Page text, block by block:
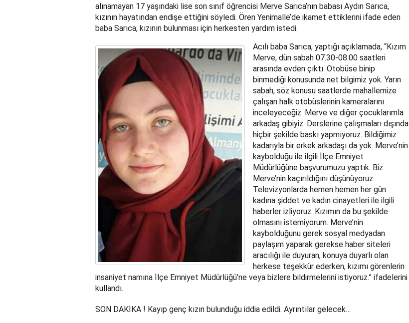
alınamayan 17 yaşındaki lise son sınıf öğrencisi Merve Sarıca’nın babası Aydın Sarıca,
kızının hayatından endişe ettiğini söyledi. Ören Yenimalle’de ikamet ettiklerini ifade eden
baba Sarıca, kızının bulunması için herkesten yardım istedi.
Acılı baba Sarıca, yaptığı açıklamada, “Kızım
Merve, dün sabah 07.30-08.00 saatleri
arasında evden çıktı. Otobüse binip
binmediği konusunda net bilgimiz yok. Yarın
sabah, söz konusu saatlerde mahallemize
çalışan halk otobüslerinin kameralarını
inceleyeceğiz. Merve ve diğer çocuklarımla
arkadaş gibiyiz. Derslerine çalışmaları dışında
hiçbir şekilde baskı yapmıyoruz. Bildiğimiz
kadarıyla bir erkek arkadaşı da yok. Merve’nin
kaybolduğu ile ilgili İlçe Emniyet
Müdürlüğüne başvurumuzu yaptık. Biz
Merve’nin kaçırıldığını düşünüyoruz.
Televizyonlarda hemen hemen her gün
kadına şiddet ve kadın cinayetleri ile ilgili
haberler izliyoruz. Kızımın da bu şekilde
olmasını istemiyorum. Merve’nin
kaybolduğunu gerek sosyal medyadan
paylaşım yaparak gerekse haber siteleri
aracılığı ile duyuran, konuya duyarlı olan
herkese teşekkür ederken, kızımı görenlerin
insaniyet namına İlçe Emniyet Müdürlüğü’ne veya bizlere bildirmelerini istiyoruz.” ifadelerini
kullandı.
SON DAKİKA ! Kayıp genç kızın bulunduğu iddia edildi. Ayrıntılar gelecek…